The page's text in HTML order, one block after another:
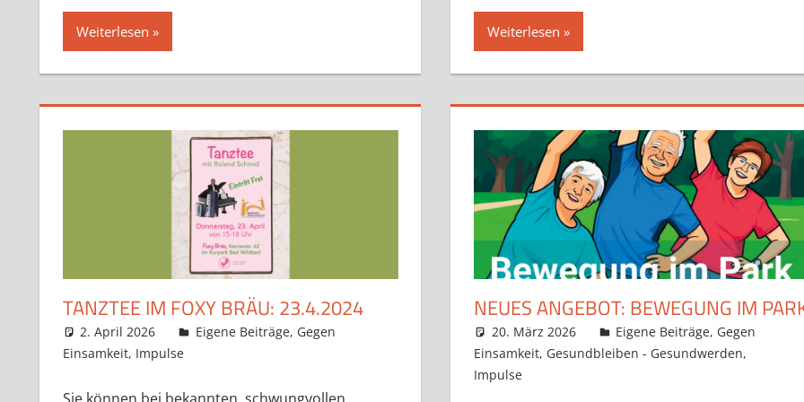
Weiterlesen Weiterlesen
TANZTEE IM FOXY BRÄU: 23.4.2024
2. April 2026 Claudia Ollenhauer
Eigene Beiträge, Gegen
Einsamkeit, Impulse
NEUES ANGEBOT: BEWEGUNG IM
20. März 2026 Claudia Ollenhauer
Eigene Beiträge, Gegen
Einsamkeit, Gesundbleiben - Gesundwerden,
Impulse